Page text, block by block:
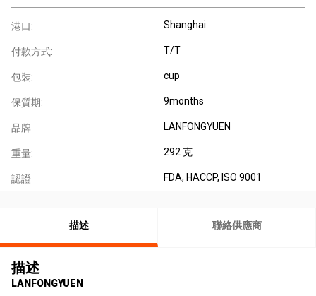
港口: Shanghai
付款方式: T/T
包裝: cup
保質期: 9months
品牌: LANFONGYUEN
重量: 292 克
認證: FDA, HACCP, ISO 9001
描述 聯絡供應商
描述
LANFONGYUEN